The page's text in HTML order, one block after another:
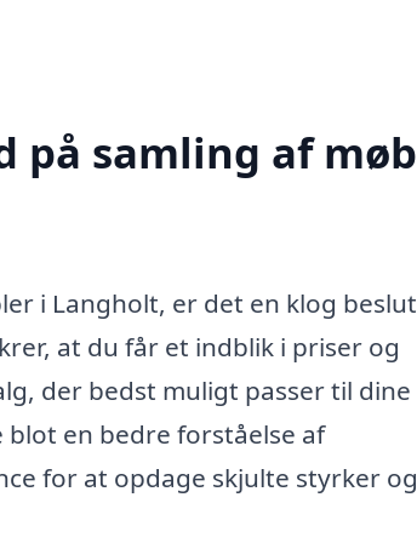
samling af
i Langholt, er det en klog
at du får et indblik i priser og
der bedst muligt passer til
en bedre forståelse af
for at opdage skjulte styrker og